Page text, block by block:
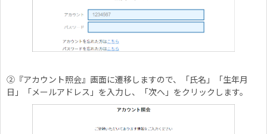
②『アカウント照会』画面に遷移しますので、「氏名」「生年月
日」「メールアドレス」を入力し、「次へ」をクリックします。